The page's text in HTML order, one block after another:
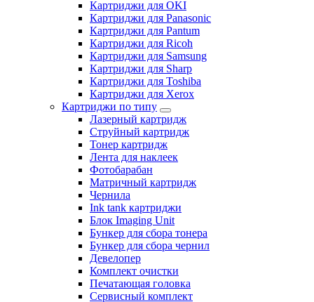
Картриджи для OKI
Картриджи для Panasonic
Картриджи для Pantum
Картриджи для Ricoh
Картриджи для Samsung
Картриджи для Sharp
Картриджи для Toshiba
Картриджи для Xerox
Картриджи по типу
Лазерный картридж
Струйный картридж
Тонер картридж
Лента для наклеек
Фотобарабан
Матричный картридж
Чернила
Ink tank картриджи
Блок Imaging Unit
Бункер для сбора тонера
Бункер для сбора чернил
Девелопер
Комплект очистки
Печатающая головка
Сервисный комплект